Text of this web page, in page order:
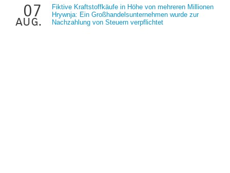
07
aug.
Fiktive Kraftstoffkäufe in Höhe von mehreren Millionen
Hrywnja: Ein Großhandelsunternehmen wurde zur
Nachzahlung von Steuern verpflichtet